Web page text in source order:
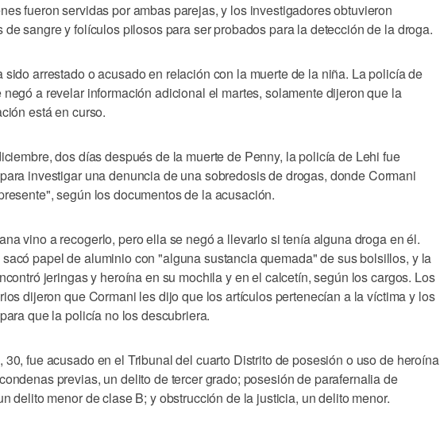
fueron servidas por ambas parejas, y los investigadores obtuvieron
de sangre y folículos pilosos para ser probados para la detección de la droga.
sido arrestado o acusado en relación con la muerte de la niña. La policía de
negó a revelar información adicional el martes, solamente dijeron que la
está en curso.
dos días después de la muerte de Penny, la policía de Lehi fue
investigar una denuncia de una sobredosis de drogas, donde Cormani
según los documentos de la acusación.
vino a recogerlo, pero ella se negó a llevarlo si tenía alguna droga en él.
papel de aluminio con "alguna sustancia quemada" de sus bolsillos, y la
jeringas y heroína en su mochila y en el calcetín, según los cargos. Los
dijeron que Cormani les dijo que los artículos pertenecían a la víctima y los
que la policía no los descubriera.
30, fue acusado en el Tribunal del cuarto Distrito de posesión o uso de heroína
previas, un delito de tercer grado; posesión de parafernalia de
delito menor de clase B; y obstrucción de la justicia, un delito menor.